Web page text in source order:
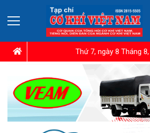
Thứ 7, ngày 8 Tháng